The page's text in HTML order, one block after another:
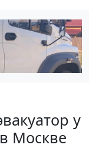
у
Москве